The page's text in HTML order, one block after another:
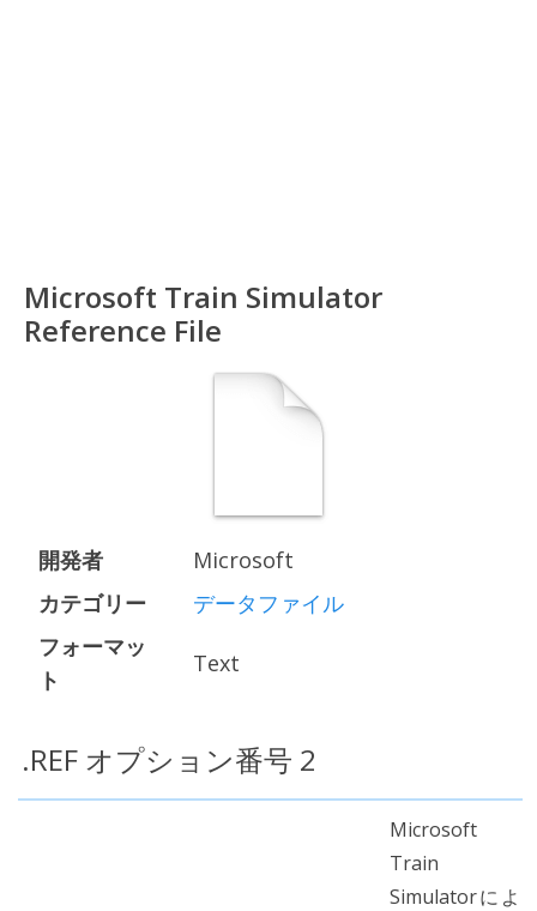
Microsoft Train Simulator
Reference File
開発者
Microsoft
カテゴリー
データファイル
フォーマッ
ト
Text
.REF オプション番号 2
Microsoft
Train
Simulatorによ